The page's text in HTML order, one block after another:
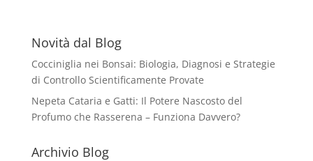
€ 6,90
Novità dal Blog
Cocciniglia nei Bonsai: Biologia, Diagnosi e Strategie
di Controllo Scientificamente Provate
Nepeta Cataria e Gatti: Il Potere Nascosto del
Profumo che Rasserena – Funziona Davvero?
Archivio Blog